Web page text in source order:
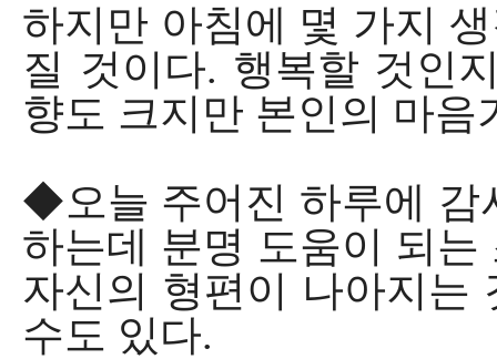
하지만 아침에 몇 가지
질 것이다. 행복할 것인
향도 크지만 본인의 마
◆오늘 주어진 하루에 감
하는데 분명 도움이 되
자신의 형편이 나아지는
수도 있다.